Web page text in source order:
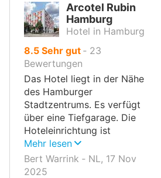
Arcotel Rubin
Hamburg
Hotel in Hamburg
8.5von
10,
Sehr gut ‐ 23
Bewertungen
Das Hotel liegt in der Nähe
des Hamburger
Stadtzentrums. Es verfügt
über eine Tiefgarage. Die
Hoteleinrichtung ist
geschmackvoll und
ansprechend. Das Frühstück
ist hervorragend.
Mehr lesen
Bert Warrink ‐ NL, 17 Nov
2025